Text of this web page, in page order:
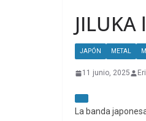
JAPÓN METAL
11 junio, 2025
La banda